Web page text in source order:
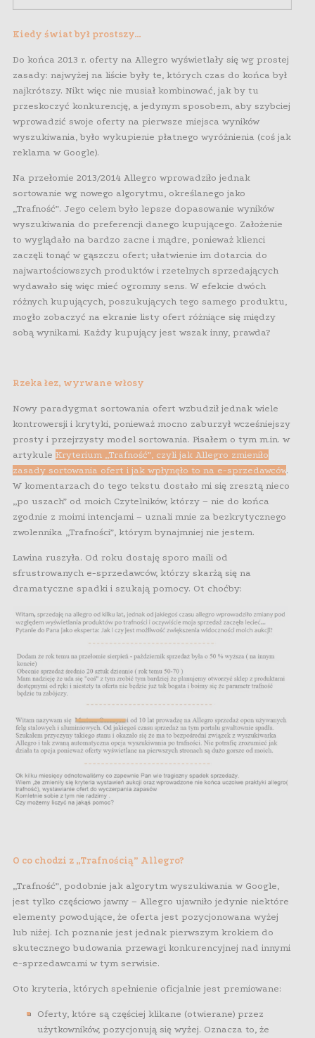
Kiedy świat był prostszy…
Do końca 2013 r. oferty na Allegro wyświetlały się wg prostej
zasady: najwyżej na liście były te, których czas do końca był
najkrótszy. Nikt więc nie musiał kombinować, jak by tu
przeskoczyć konkurencję, a jedynym sposobem, aby szybciej
wprowadzić swoje oferty na pierwsze miejsca wyników
wyszukiwania, było wykupienie płatnego wyróżnienia (coś jak
reklama w Google).
Na przełomie 2013/2014 Allegro wprowadziło jednak
sortowanie wg nowego algorytmu, określanego jako
„Trafność”. Jego celem było lepsze dopasowanie wyników
wyszukiwania do preferencji danego kupującego. Założenie
to wyglądało na bardzo zacne i mądre, ponieważ klienci
zaczęli tonąć w gąszczu ofert; ułatwienie im dotarcia do
najwartościowszych produktów i rzetelnych sprzedających
wydawało się więc mieć ogromny sens. W efekcie dwóch
różnych kupujących, poszukujących tego samego produktu,
mogło zobaczyć na ekranie listy ofert różniące się między
sobą wynikami. Każdy kupujący jest wszak inny, prawda?
Rzeka łez, wyrwane włosy
Nowy paradygmat sortowania ofert wzbudził jednak wiele
kontrowersji i krytyki, ponieważ mocno zaburzył wcześniejszy
prosty i przejrzysty model sortowania. Pisałem o tym m.in. w
artykule Kryterium „Trafność”, czyli jak Allegro zmieniło
zasady sortowania ofert i jak wpłynęło to na e-sprzedawców.
W komentarzach do tego tekstu dostało mi się zresztą nieco
„po uszach” od moich Czytelników, którzy – nie do końca
zgodnie z moimi intencjami – uznali mnie za bezkrytycznego
zwolennika „Trafności”, którym bynajmniej nie jestem.
Lawina ruszyła. Od roku dostaję sporo maili od
sfrustrowanych e-sprzedawców, którzy skarżą się na
dramatyczne spadki i szukają pomocy. Ot choćby:
O co chodzi z „Trafnością” Allegro?
„Trafność”, podobnie jak algorytm wyszukiwania w Google,
jest tylko częściowo jawny – Allegro ujawniło jedynie niektóre
elementy powodujące, że oferta jest pozycjonowana wyżej
lub niżej. Ich poznanie jest jednak pierwszym krokiem do
skutecznego budowania przewagi konkurencyjnej nad innymi
e-sprzedawcami w tym serwisie.
Oto kryteria, których spełnienie oficjalnie jest premiowane:
Oferty, które są częściej klikane (otwierane) przez
użytkowników, pozycjonują się wyżej. Oznacza to, że